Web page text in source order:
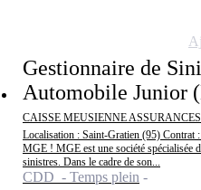
Gestionnaire de
Automobile Junior
CAISSE MEUSIENNE
Localisation : Saint-Gratien (95) Contrat
MGE ! MGE est une société spécialisée
sinistres. Dans le cadre de son...
CDD - Temps plein